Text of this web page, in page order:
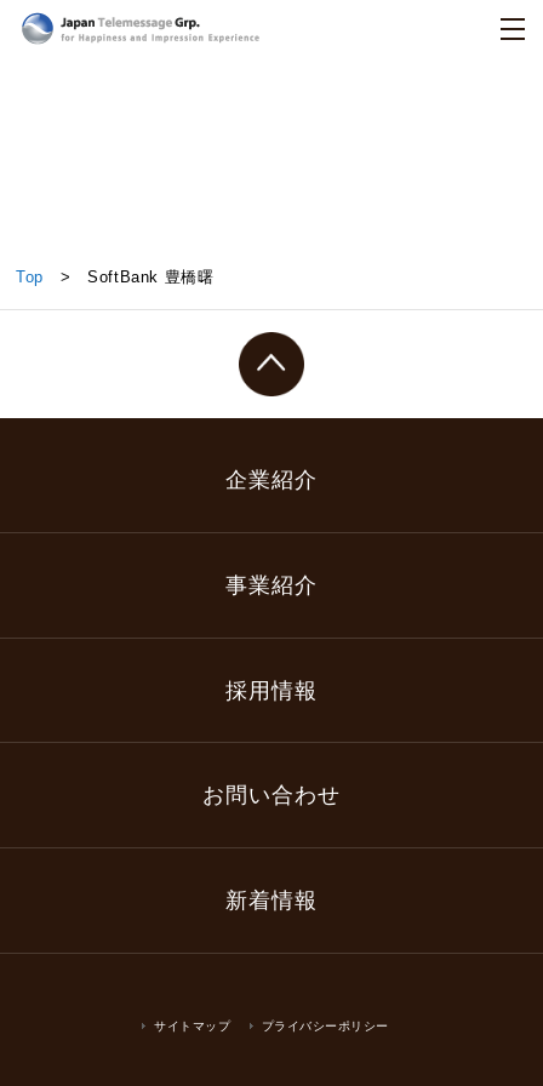
SoftBank 豊橋曙
Top > SoftBank 豊橋曙
企業紹介
事業紹介
採用情報
お問い合わせ
新着情報
サイトマップ プライバシーポリシー